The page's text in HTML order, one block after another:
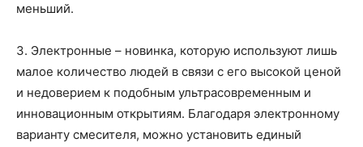
меньший.
3. Электронные – новинка, которую используют лишь
малое количество людей в связи с его высокой ценой
и недоверием к подобным ультрасовременным и
инновационным открытиям. Благодаря электронному
варианту смесителя, можно установить единый